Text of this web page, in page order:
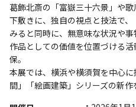
葛飾北斎の「富嶽三十六景」や
下敷きに、独自の視点と技法で
みると同時に、無意味な状況や事
作品としての価値を位置づける
保。
本展では、横浜や横須賀を中心
間」「絵画建築」シリーズの新作